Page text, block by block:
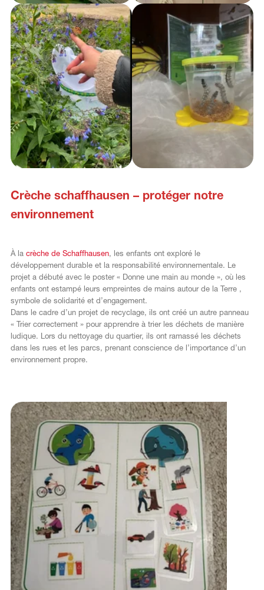
Crèche schaffhausen – protéger notre
environnement
À la crèche de Schaffhausen, les enfants ont exploré le
développement durable et la responsabilité environnementale. Le
projet a débuté avec le poster « Donne une main au monde », où les
enfants ont estampé leurs empreintes de mains autour de la Terre ,
symbole de solidarité et d’engagement.
Dans le cadre d’un projet de recyclage, ils ont créé un autre panneau
« Trier correctement » pour apprendre à trier les déchets de manière
ludique. Lors du nettoyage du quartier, ils ont ramassé les déchets
dans les rues et les parcs, prenant conscience de l’importance d’un
environnement propre.